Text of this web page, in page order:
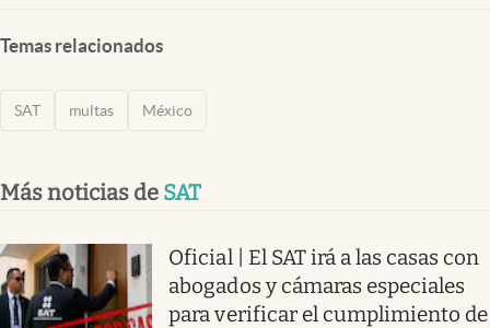
Temas relacionados
SAT multas México
Más noticias de SAT
Oficial | El SAT irá a las casas con
abogados y cámaras especiales
para verificar el cumplimiento de